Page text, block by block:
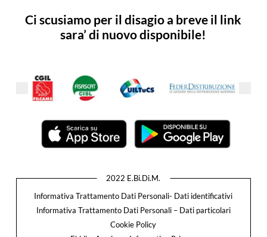
Ci scusiamo per il disagio a breve il link
sara’ di nuovo disponibile!
2022 E.Bi.Di.M.
Informativa Trattamento Dati Personali- Dati identificativi
Informativa Trattamento Dati Personali – Dati particolari
Cookie Policy